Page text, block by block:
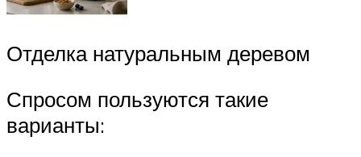
Отделка натуральным деревом
Спросом пользуются такие
варианты: